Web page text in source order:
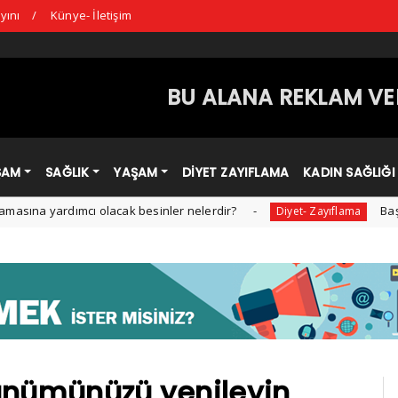
Künye- İletişim
BU ALANA REKLAM
SAĞLIK YAŞAM DİYET ZAYIFLAMA KADIN SAĞLIĞI
yardımcı olacak besinler nelerdir? Diyet- Zayıflama Başarılı